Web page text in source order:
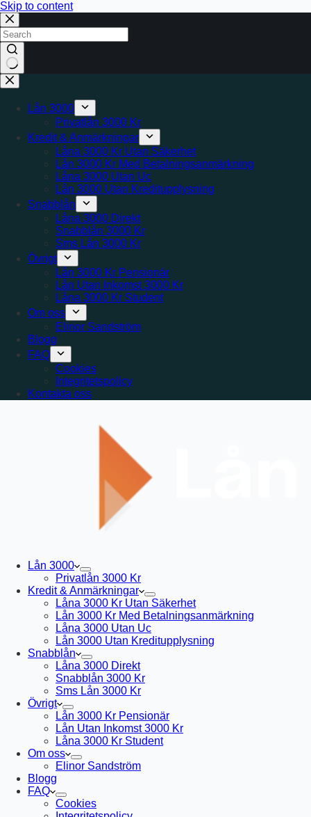
Skip to content
No
results
Lån 3000
Privatlån 3000 Kr
Kredit & Anmärkningar
Låna 3000 Kr Utan Säkerhet
Lån 3000 Kr Med Betalningsanmärkning
Låna 3000 Utan Uc
Lån 3000 Utan Kreditupplysning
Snabblån
Låna 3000 Direkt
Snabblån 3000 Kr
Sms Lån 3000 Kr
Övrigt
Lån 3000 Kr Pensionär
Lån Utan Inkomst 3000 Kr
Låna 3000 Kr Student
Om oss
Elinor Sandström
Blogg
FAQ
Cookies
Integritetspolicy
Kontakta oss
Lån 3000
Privatlån 3000 Kr
Kredit & Anmärkningar
Låna 3000 Kr Utan Säkerhet
Lån 3000 Kr Med Betalningsanmärkning
Låna 3000 Utan Uc
Lån 3000 Utan Kreditupplysning
Snabblån
Låna 3000 Direkt
Snabblån 3000 Kr
Sms Lån 3000 Kr
Övrigt
Lån 3000 Kr Pensionär
Lån Utan Inkomst 3000 Kr
Låna 3000 Kr Student
Om oss
Elinor Sandström
Blogg
FAQ
Cookies